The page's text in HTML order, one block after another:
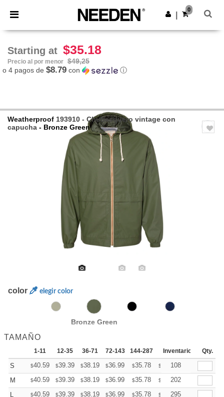
× App de Needen
¡Mejores precios en app!
Descargar app
0
Starting at $35.18
Precio al por menor $49,25
o 4 pagos de $8.79 con ⓘ
Weatherproof 193910 - Chubasquero vintage con
capucha - Bronze Green
color elegir color
Bronze Green
TAMAÑO
1-11 12-35 36-71 72-143 144-287 288 + Mas
Inventario Qty.
S $40.59 $39.39 $38.19 $36.99 $35.78 $ 35.18
108
M
$40.59 $39.39 $38.19 $36.99 $35.78 $ 35.18
202
L
$40.59 $39.39 $38.19 $36.99 $35.78 $ 35.18
295